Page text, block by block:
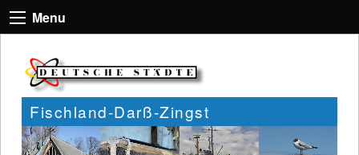
Menu
Fischland-Darß-Zingst